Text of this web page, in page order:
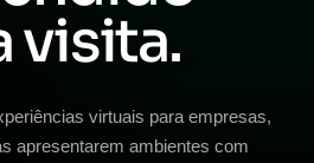
visita.
virtuais para empresas,
apresentarem ambientes com